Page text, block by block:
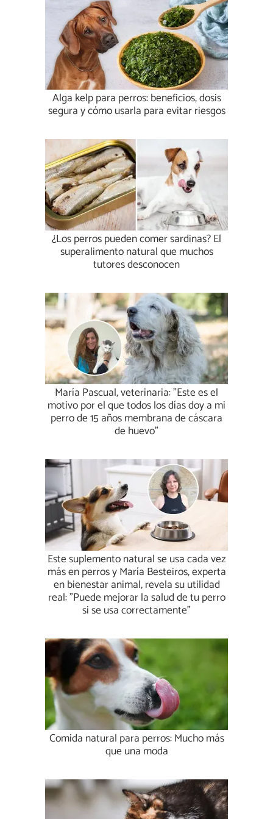
Alga kelp para perros: beneficios, dosis
segura y cómo usarla para evitar riesgos
¿Los perros pueden comer sardinas? El
superalimento natural que muchos
tutores desconocen
María Pascual, veterinaria: "Este es el
motivo por el que todos los días doy a mi
perro de 15 años membrana de cáscara
de huevo"
Este suplemento natural se usa cada vez
más en perros y María Besteiros, experta
en bienestar animal, revela su utilidad
real: "Puede mejorar la salud de tu perro
si se usa correctamente"
Comida natural para perros: Mucho más
que una moda